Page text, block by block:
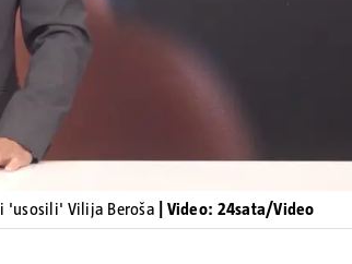
'usosili' Vilija Beroša | Video: 24sata/Video